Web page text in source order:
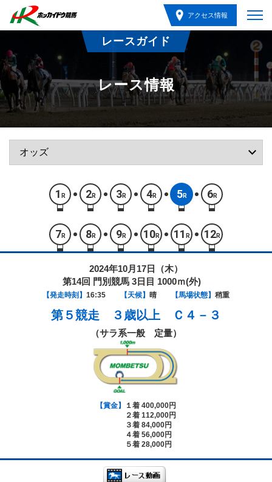
アクセス情報
レースガイド
レース情報
1 R 2R 3R 4R 5R 6R
7 R 8R 9R 10R 11 R 12R
2024年10月17日（木）
第14回 門別競馬 3日目 1000ｍ(外)
【発走時刻】 16:35 【天候】 晴 【馬場状態】 稍重
第５競走 ３歳以上 Ｃ４－３
（サラ系一般 定量）
【賞金】
１着 400,000円
２着 112,000円
３着 84,000円
４着 56,000円
５着 28,000円